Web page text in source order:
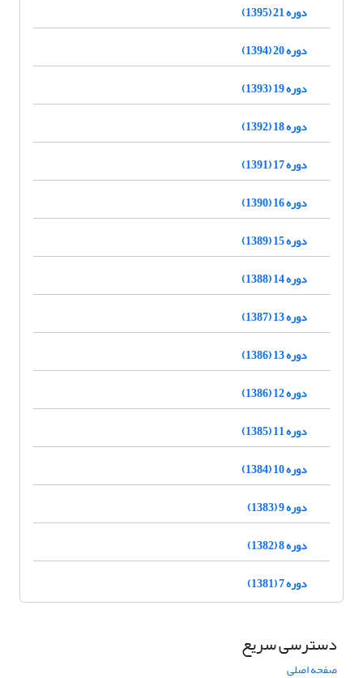
دوره 21 (1395)
دوره 20 (1394)
دوره 19 (1393)
دوره 18 (1392)
دوره 17 (1391)
دوره 16 (1390)
دوره 15 (1389)
دوره 14 (1388)
دوره 13 (1387)
دوره 13 (1386)
دوره 12 (1386)
دوره 11 (1385)
دوره 10 (1384)
دوره 9 (1383)
دوره 8 (1382)
دوره 7 (1381)
دسترسی سریع
صفحه اصلی